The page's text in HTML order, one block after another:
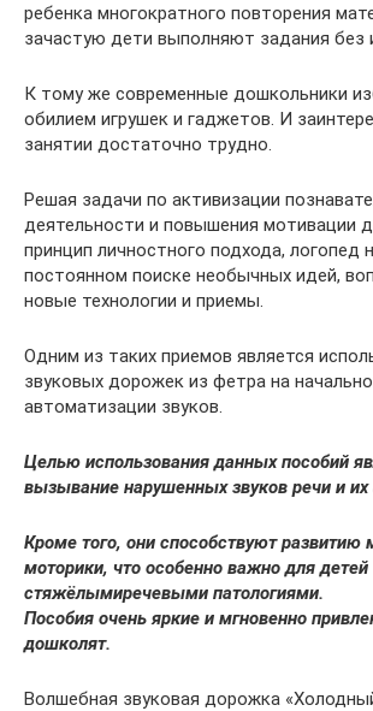
ребенка многократного повторения
зачастую дети выполняют задания без
К тому же современные дошкольники
обилием игрушек и гаджетов. И
занятии достаточно трудно.
Решая задачи по активизации
деятельности и повышения мотивации
принцип личностного подхода, логопед
постоянном поиске необычных идей,
новые технологии и приемы.
Одним из таких приемов является
звуковых дорожек из фетра на
автоматизации звуков.
Целью использования данных пособий
вызывание нарушенных звуков речи и их
Кроме того, они способствуют развитию
моторики, что особенно важно для детей
стяжёлымиречевыми патологиями.
Пособия очень яркие и мгновенно
дошколят.
Волшебная звуковая дорожка